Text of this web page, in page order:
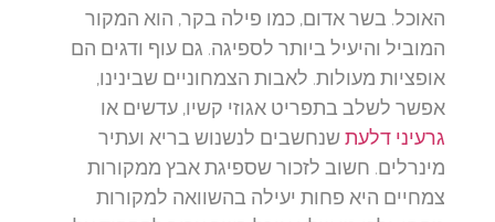
האוכל. בשר אדום, כמו פילה בקר, הוא המקור
המוביל והיעיל ביותר לספיגה. גם עוף ודגים הם
אופציות מעולות. לאבות הצמחוניים שבינינו,
אפשר לשלב בתפריט אגוזי קשיו, עדשים או
גרעיני דלעתשנחשבים לנשנוש בריא ועתיר
מינרלים. חשוב לזכור שספיגת אבץ ממקורות
צמחיים היא פחות יעילה בהשוואה למקורות